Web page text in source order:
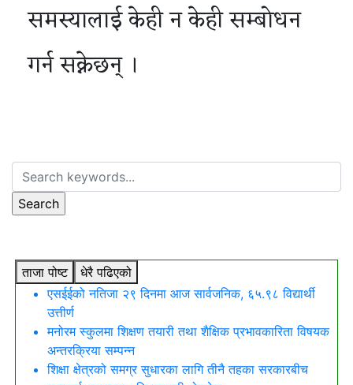
समस्यालाई केही न केही सम्बोधन
गर्न सक्नेछन् ।
ताजा पोष्ट
धेरै पढिएको
एसईईको नतिजा २९ दिनमा आज सार्वजनिक, ६५.९८ विद्यार्थी
उत्तीर्ण
मनोरम स्कुलमा शिक्षण तयारी तथा शैक्षिक प्रभावकारिता विषयक
अन्तरक्रिया सम्पन्न
शिक्षा क्षेत्रको समग्र सुधारका लागि तीनै तहका सरकारबीच